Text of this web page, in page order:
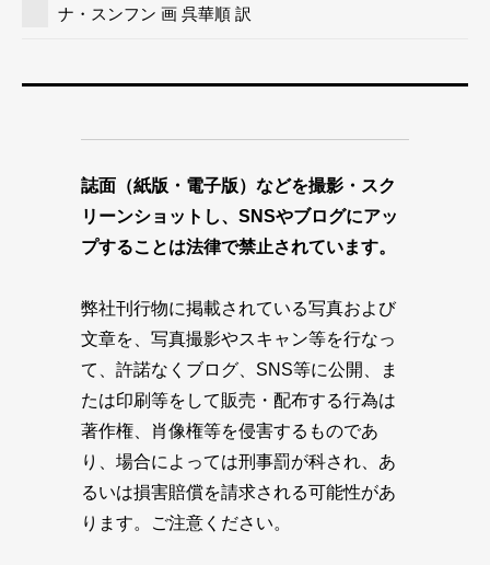
ナ・スンフン 画 呉華順 訳
誌面（紙版・電子版）などを撮影・スク
リーンショットし、SNSやブログにアッ
プすることは法律で禁止されています。
弊社刊行物に掲載されている写真および
文章を、写真撮影やスキャン等を行なっ
て、許諾なくブログ、SNS等に公開、ま
たは印刷等をして販売・配布する行為は
著作権、肖像権等を侵害するものであ
り、場合によっては刑事罰が科され、あ
るいは損害賠償を請求される可能性があ
ります。ご注意ください。